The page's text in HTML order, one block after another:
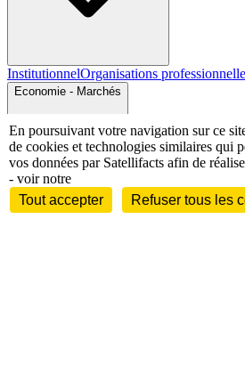
InstitutionnelOrganisations
Economie - Marchés
Entreprises et marchésTélécoms
En poursuivant votre navigation sur ce
de cookies et technologies similaires qui
vos données par Satellifacts afin de
- voir notre
Tout accepter
Refuser tous les